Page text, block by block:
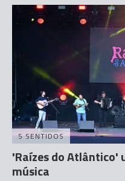
5 SENTIDOS
'Raízes do Atlântico'
música